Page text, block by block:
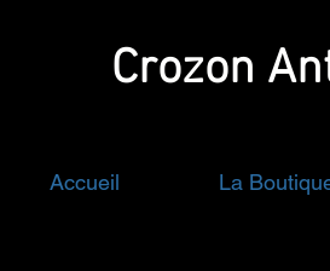
Crozon
Accueil La